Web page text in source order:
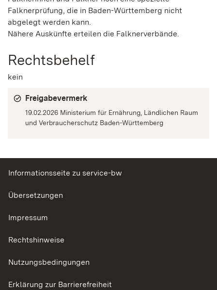
Falknerprüfung, die in Baden-Württemberg nicht
abgelegt werden kann.
Nähere Auskünfte erteilen die Falknerverbände.
Rechtsbehelf
kein
Freigabevermerk
19.02.2026 Ministerium für Ernährung, Ländlichen Raum
und Verbraucherschutz Baden-Württemberg
Informationsseite zu service-bw
Übersetzungen
Impressum
Rechtshinweise
Nutzungsbedingungen
Erklärung zur Barrierefreiheit